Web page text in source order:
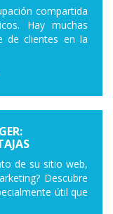
compartida
Hay muchas
de clientes en la
de su sitio web,
Descubre
útil que